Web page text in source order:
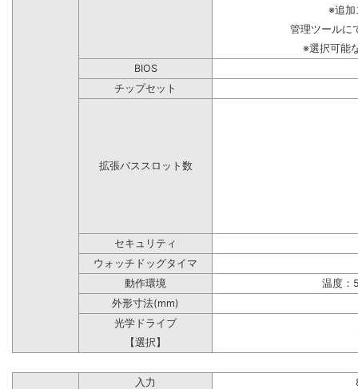
※追加
管理ツールに
※選択可能
BIOS
チップセット
拡張バススロット数
セキュリティ
ウォッチドッグタイマ
動作環境
温度：
外形寸法(mm)
光学ドライブ
【選択】
入力